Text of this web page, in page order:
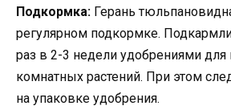
Подкормка: Герань
регулярном подкормке.
раз в 2-3 недели удобрениями для
комнатных растений. При этом
на упаковке удобрения.